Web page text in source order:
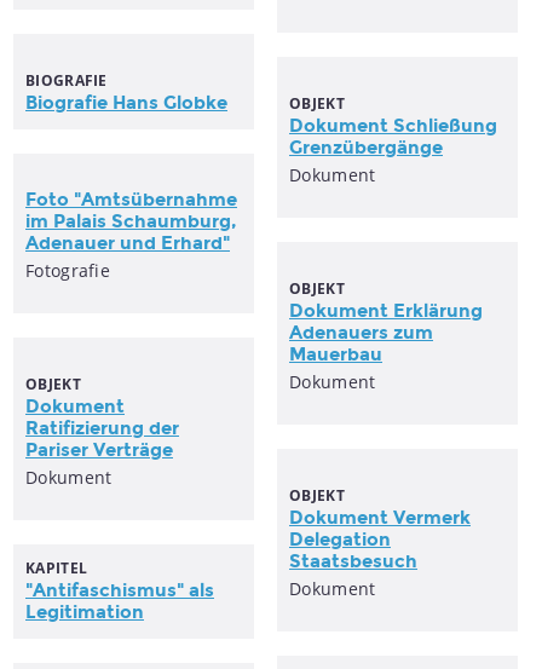
BIOGRAFIE
Biografie Hans Globke OBJEKT
Dokument Schließung
Grenzübergänge
Dokument
Foto "Amtsübernahme
im Palais Schaumburg,
Adenauer und Erhard"
Fotografie
OBJEKT
Dokument Erklärung
Adenauers zum
Mauerbau
Dokument
OBJEKT
Dokument
Ratifizierung der
Pariser Verträge
Dokument
OBJEKT
Dokument Vermerk
Delegation
Staatsbesuch
Dokument
KAPITEL
"Antifaschismus" als
Legitimation